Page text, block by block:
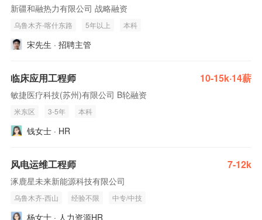
新疆和融热力有限公司 战略融资
乌鲁木齐-喀什东路 5年以上 本科
宋先生 · 招聘主管
临床应用工程师 10-15k·14薪
敏捷医疗科技(苏州)有限公司 B轮融资
米东区 3-5年 本科
钱女士 · HR
风电运维工程师 7-12k
涿鹿星未来新能源科技有限公司
乌鲁木齐-西山 经验不限 中专/中技
杨女士 · 人力资源HR